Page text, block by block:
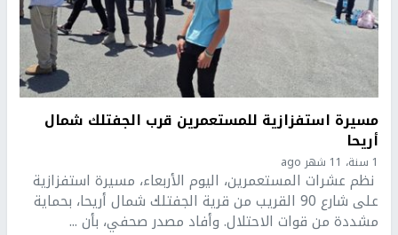
مسيرة استفزازية للمستعمرين قرب الجفتلك شمال
أريحا
1 سنة، 11 شهر ago
نظم عشرات المستعمرين، اليوم الأربعاء، مسيرة استفزازية
على شارع 90 القريب من قرية الجفتلك شمال أريحا، بحماية
مشددة من قوات الاحتلال. وأفاد مصدر صحفي، بأن ...